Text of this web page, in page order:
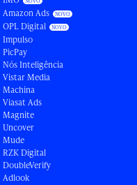
Amazon Ads
OPL Digital
Impulso
PicPay
Nós Inteligência
Vistar Media
Machina
Viasat Ads
Magnite
Uncover
Mude
RZK Digital
DoubleVerify
Adlook